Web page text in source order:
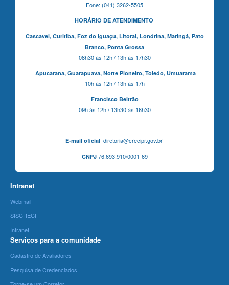
Fone: (041) 3262-5505
HORÁRIO DE ATENDIMENTO
Cascavel, Curitiba,Foz do Iguaçu, Litoral, Londrina, Maringá, Pato
Branco, Ponta Grossa
08h30 às 12h / 13h às 17h30
Apucarana, Guarapuava, Norte Pioneiro, Toledo, Umuarama
10h às 12h / 13h às 17h
Francisco Beltrão
09h às 12h / 13h30 às 16h30
E-mail oficialdiretoria@crecipr.gov.br
CNPJ76.693.910/0001-69
Intranet
Webmail
SISCRECI
Intranet
Serviços para a comunidade
Cadastro de Avaliadores
Pesquisa de Credenciados